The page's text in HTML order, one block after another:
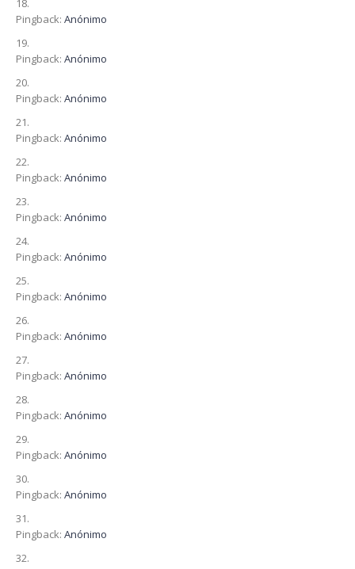
Pingback: Anónimo
Pingback: Anónimo
Pingback: Anónimo
Pingback: Anónimo
Pingback: Anónimo
Pingback: Anónimo
Pingback: Anónimo
Pingback: Anónimo
Pingback: Anónimo
Pingback: Anónimo
Pingback: Anónimo
Pingback: Anónimo
Pingback: Anónimo
Pingback: Anónimo